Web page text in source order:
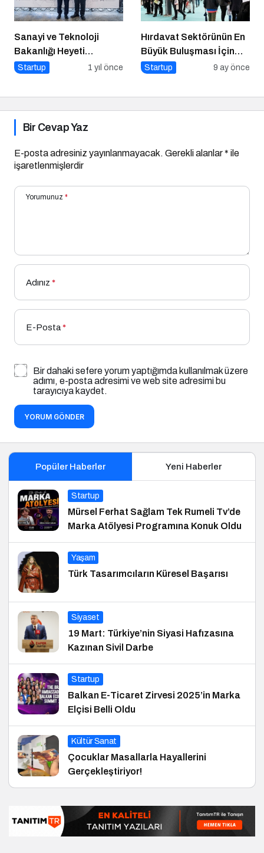
Sanayi ve Teknoloji
Bakanlığı Heyeti
Marmara Teknokent’i
Startup 1 yıl önce
Hırdavat Sektörünün En
Büyük Buluşması İçin
İstanbul Hazır!
Startup 9 ay önce
Bir Cevap Yaz
E-posta adresiniz yayınlanmayacak. Gerekli alanlar* ile
işaretlenmişlerdir
Yorumunuz *
Adınız *
E-Posta*
Bir dahaki sefere yorum yaptığımda kullanılmak üzere
adımı, e-posta adresimi ve web site adresimi bu
tarayıcıya kaydet.
YORUM GÖNDER
Popüler Haberler Yeni Haberler
Startup
Mürsel Ferhat Sağlam Tek Rumeli Tv’de
Marka Atölyesi Programına Konuk Oldu
Yaşam
Türk Tasarımcıların Küresel Başarısı
Siyaset
19 Mart: Türkiye’nin Siyasi Hafızasına
Kazınan Sivil Darbe
Startup
Balkan E-Ticaret Zirvesi 2025’in Marka
Elçisi Belli Oldu
Kültür Sanat
Çocuklar Masallarla Hayallerini
Gerçekleştiriyor!